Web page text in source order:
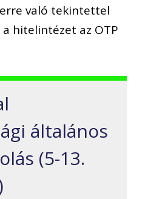
való tekintettel
hitelintézet az OTP
általános
(5-13.